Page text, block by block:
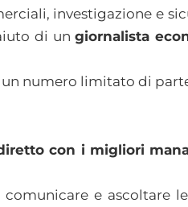
investigazione e
di ungiornalista
un numero limitato di
con i migliori
comunicare e ascoltare